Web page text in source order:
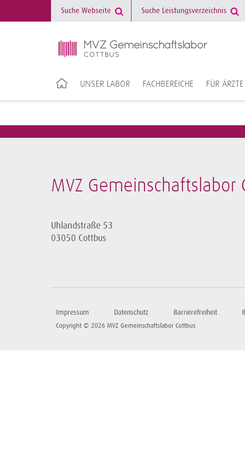
UNSER LABOR FACHBEREICHE FÜR ÄRZTE
MVZ Gemeinschaftslabor
Uhlandstraße 53
03050 Cottbus
Impressum Datenschutz Barrierefreiheit
Copyright © 2026 MVZ Gemeinschaftslabor Cottbus